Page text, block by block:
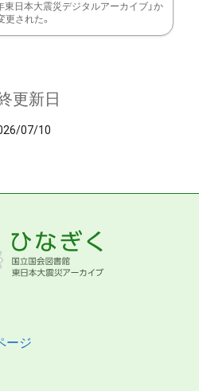
東日本大震災デジタルアーカイブ」か
更された。
更新日
07/10
ージ